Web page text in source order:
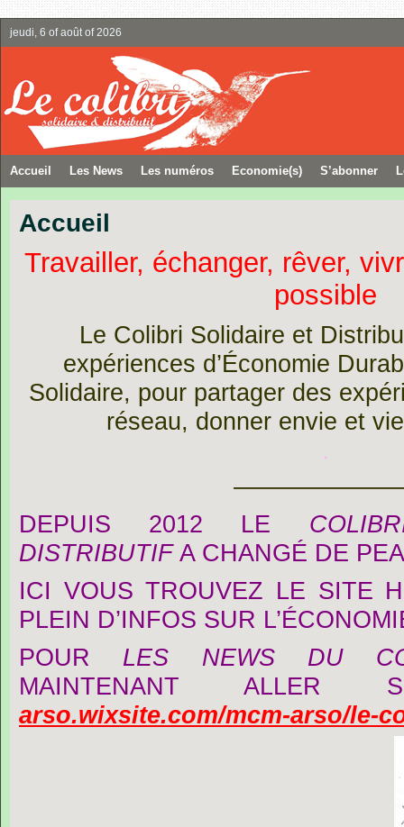
jeudi, 6 of août of 2026
Accueil Les News Les numéros Economie(s) S’abonner
Accueil
Travailler, échanger, rêver,
possible
Le Colibri Solidaire et
expériences d’Économie
Solidaire, pour partager des
réseau, donner envie et
.
DEPUIS 2012 LE
DISTRIBUTIFA CHANGÉ DE
ICI VOUS TROUVEZ LE SITE
PLEIN D’INFOS SUR
POUR LES NEWS DU
MAINTENANT
arso.wixsite.com/mcm-arso/le-